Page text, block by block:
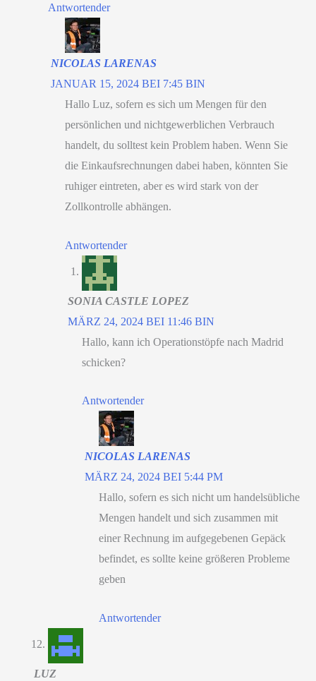
Antwortender
NICOLAS LARENAS
JANUAR 15, 2024 BEI 7:45 BIN
Hallo Luz, sofern es sich um Mengen für den
persönlichen und nichtgewerblichen Verbrauch
handelt, du solltest kein Problem haben. Wenn Sie
die Einkaufsrechnungen dabei haben, könnten Sie
ruhiger eintreten, aber es wird stark von der
Zollkontrolle abhängen.
Antwortender
SONIA CASTLE LOPEZ
MÄRZ 24, 2024 BEI 11:46 BIN
Hallo, kann ich Operationstöpfe nach Madrid
schicken?
Antwortender
NICOLAS LARENAS
MÄRZ 24, 2024 BEI 5:44 PM
Hallo, sofern es sich nicht um handelsübliche
Mengen handelt und sich zusammen mit
einer Rechnung im aufgegebenen Gepäck
befindet, es sollte keine größeren Probleme
geben
Antwortender
LUZ